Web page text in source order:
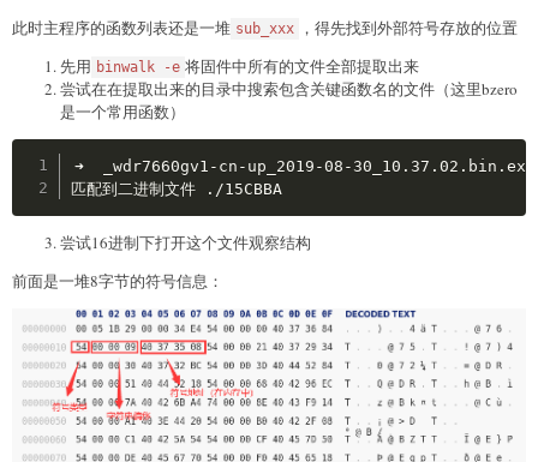
此时主程序的函数列表还是一堆 sub_xxx
，得先找到外部符号存放的位置
先用 binwalk -e 将固件中所有的文件全部提取出来
尝试在在提取出来的目录中搜索包含关键函数名的文件（这里bzero
是一个常用函数）
➜  _wdr7660gv1-cn-up_2019-08-
匹配到二进制文件 ./15CBBA
尝试16进制下打开这个文件观察结构
前面是一堆8字节的符号信息：